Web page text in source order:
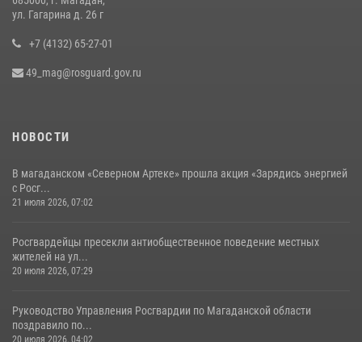
ул. Гагарина д. 26 г
+7 (4132) 65-27-01
49_mag@rosguard.gov.ru
НОВОСТИ
В магаданском «Северном Артеке» прошла акция «Зарядись энергией
с Росг...
21 июля 2026, 07:02
Росгвардейцы пресекли антиобщественное поведение местных
жителей на ул...
20 июля 2026, 07:29
Руководство Управления Росгвардии по Магаданской области
поздравило по...
20 июля 2026, 04:02